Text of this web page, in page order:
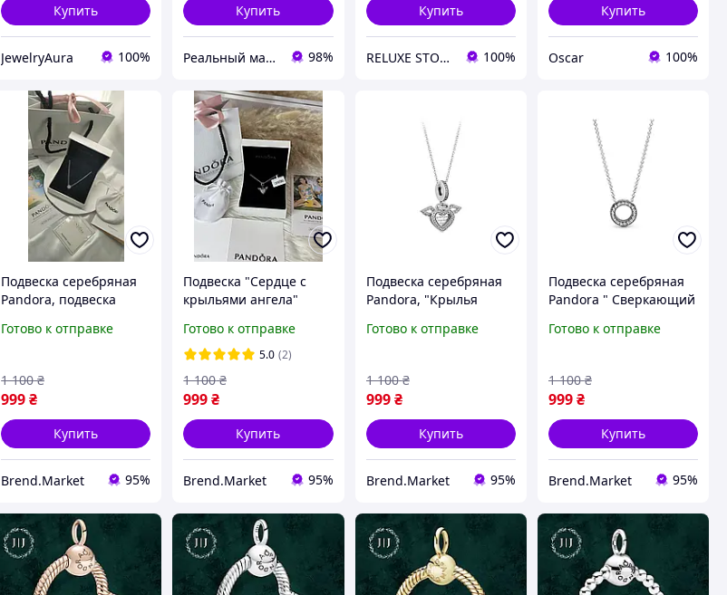
Купить
JewelryAura 100%
Купить
Реальный магазин в Черкассах "ReMaG" 98%
Купить
RELUXE STORE 100%
Купить
Oscar 100%
Подвеска серебряная
Pandora, подвеска
пандора+ подарочная
Готово к отправке
999₴
1 100 ₴
Купить
Brend.Market 95%
Подвеска "Сердце с
крыльями ангела"
пандора кулон +
подарочная упаковка
Готово к отправке
5.0 (2)
999₴
1 100 ₴
Купить
Brend.Market 95%
Подвеска серебряная
Pandora, "Крылья
пандора+ подарочная
Готово к отправке
999 ₴
1 100 ₴
Купить
Brend.Market 95%
Подвеска серебряная
Pandora " Сверкающий
кулон пандора+
Готово к отправке
999₴
1 100 ₴
Купить
Brend.Market 95%